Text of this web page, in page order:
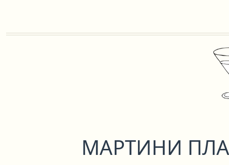
МАРТИНИ